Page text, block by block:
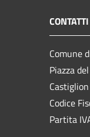
CONTATTI
Comune
Piazza
Codice
Partita